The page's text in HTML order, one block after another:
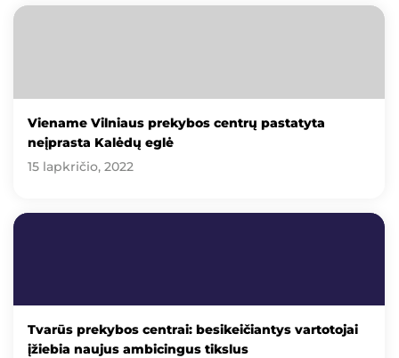
Viename Vilniaus prekybos centrų pastatyta
neįprasta Kalėdų eglė
15 lapkričio, 2022
Tvarūs prekybos centrai: besikeičiantys vartotojai
įžiebia naujus ambicingus tikslus